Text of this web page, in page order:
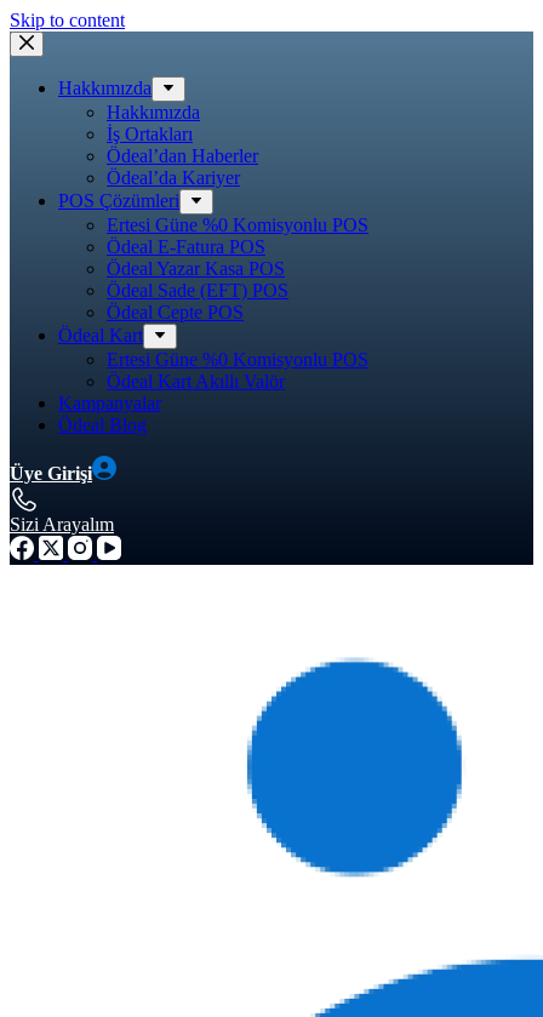
Skip to content
Hakkımızda
Hakkımızda
İş Ortakları
Ödeal’dan Haberler
Ödeal’da Kariyer
POS Çözümleri
Ertesi Güne %0 Komisyonlu POS
Ödeal E-Fatura POS
Ödeal Yazar Kasa POS
Ödeal Sade (EFT) POS
Ödeal Cepte POS
Ödeal Kart
Ertesi Güne %0 Komisyonlu POS
Ödeal Kart Akıllı Valör
Kampanyalar
Ödeal Blog
Üye Girişi
Sizi Arayalım